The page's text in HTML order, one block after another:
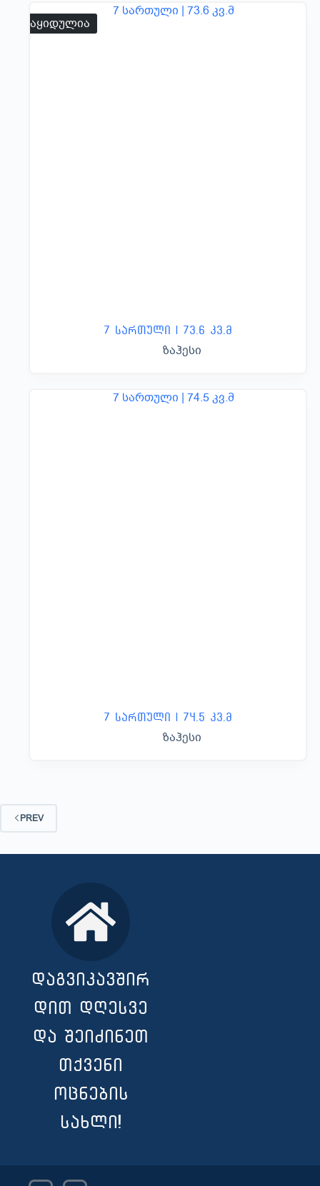
გაყიდულია
7 სართული | 73.6 კვ.მ
ზაჰესი
7 სართული | 74.5 კვ.მ
ზაჰესი
PREV
დაგვიკავშირ
დით დღესვე
და შეიძინეთ
თქვენი
ოცნების
სახლი!